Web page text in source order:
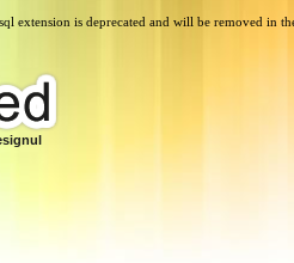
extension is deprecated and will be removed in